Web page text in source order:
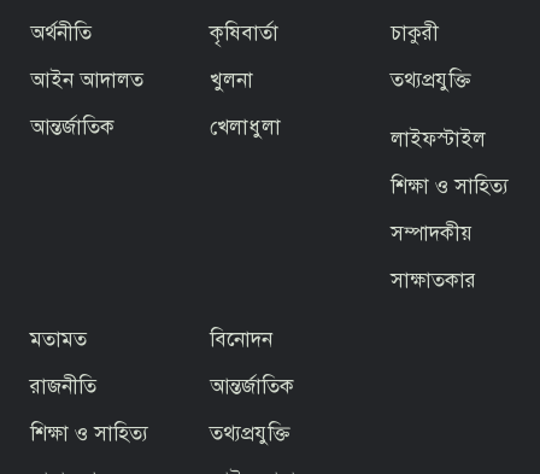
অর্থনীতি
আইন আদালত
আন্তর্জাতিক
কৃষিবার্তা
খুলনা
খেলাধুলা
চাকুরী
তথ্যপ্রযুক্তি
লাইফস্টাইল
শিক্ষা ও সাহিত্য
সম্পাদকীয়
সাক্ষাতকার
মতামত
রাজনীতি
শিক্ষা ও সাহিত্য
বিনোদন
আন্তর্জাতিক
তথ্যপ্রযুক্তি